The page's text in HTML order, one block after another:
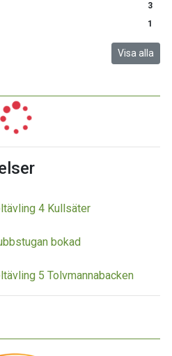
3
1
Visa alla
4 Kullsäter
bokad
5 Tolvmannabacken